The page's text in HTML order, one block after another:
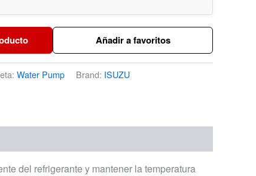
Añadir a favoritos
Water Pump Brand: ISUZU
del refrigerante y mantener la temperatura